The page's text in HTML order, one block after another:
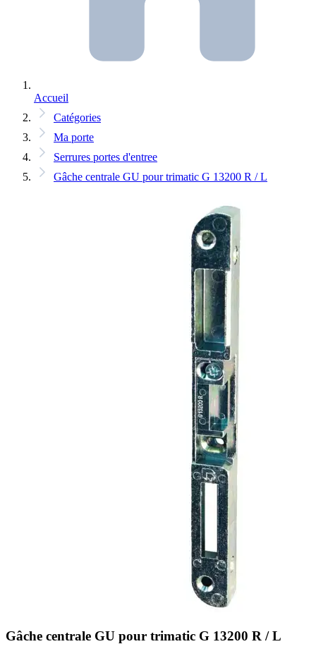
Accueil
Catégories
Ma porte
Serrures portes d'entree
Gâche centrale GU pour trimatic G 13200 R / L
Gâche centrale GU pour trimatic G 13200 R / L